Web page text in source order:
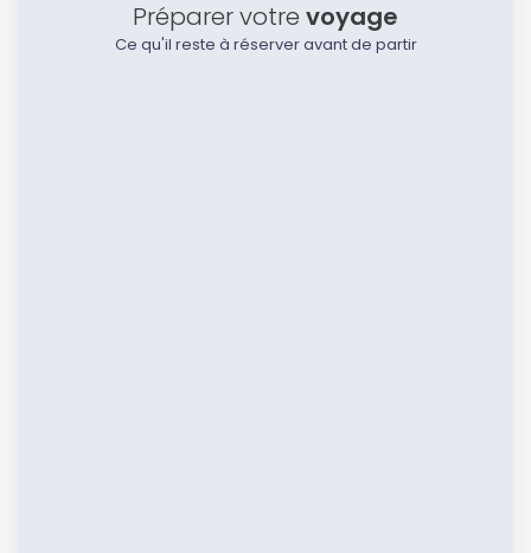
Préparer votre voyage
Ce qu'il reste à réserver avant de partir